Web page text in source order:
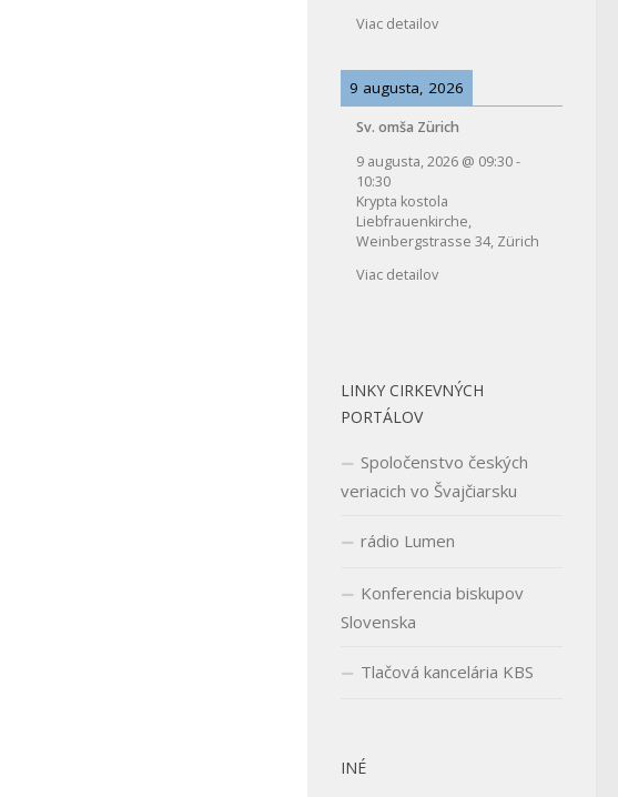
Viac detailov
9 augusta, 2026
Sv. omša Zürich
9 augusta, 2026 @ 09:30-
10:30
Krypta kostola
Liebfrauenkirche,
Weinbergstrasse 34, Zürich
Viac detailov
LINKY CIRKEVNÝCH
PORTÁLOV
Spoločenstvo českých
veriacich vo Švajčiarsku
rádio Lumen
Konferencia biskupov
Slovenska
Tlačová kancelária KBS
INÉ